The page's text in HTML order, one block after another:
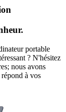
portable
? N'hésitez
nous avons
à vos